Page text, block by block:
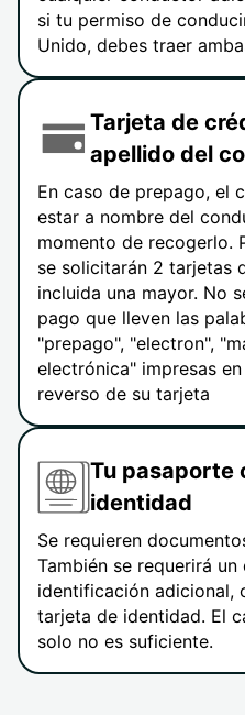
si tu permiso de
Unido, debes traer
Tarjeta de
apellido del
En caso de prepago, el
estar a nombre del
momento de recogerlo.
se solicitarán 2 tarjetas
incluida una mayor. No
pago que lleven las
"prepago", "electron",
electrónica" impresas
reverso de su tarjeta
Tu pasaporte
identidad
Se requieren
También se requerirá
identificación adicional,
tarjeta de identidad. El
solo no es suficiente.